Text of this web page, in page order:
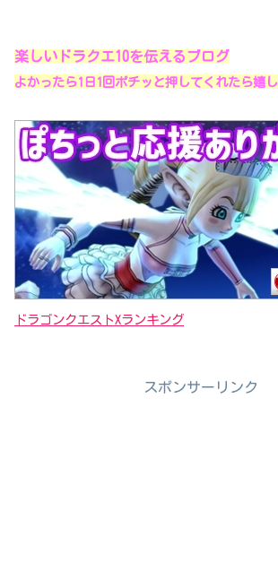
楽しいドラクエ10を伝えるブログ
よかったら1日1回ポチッと押してくれたら嬉
ドラゴンクエストXランキング
スポンサーリンク